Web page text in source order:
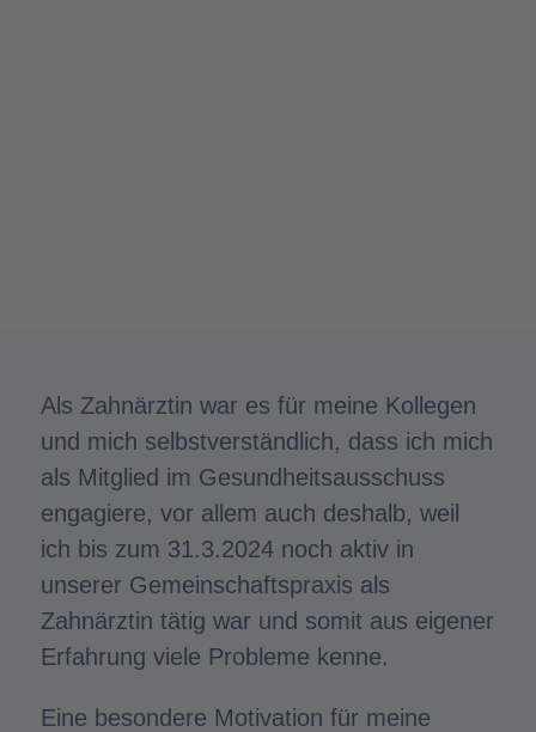
Als Zahnärztin war es für meine Kollegen
und mich selbstverständlich, dass ich mich
als Mitglied im Gesundheitsausschuss
engagiere, vor allem auch deshalb, weil
ich bis zum 31.3.2024 noch aktiv in
unserer Gemeinschaftspraxis als
Zahnärztin tätig war und somit aus eigener
Erfahrung viele Probleme kenne.
Eine besondere Motivation für meine